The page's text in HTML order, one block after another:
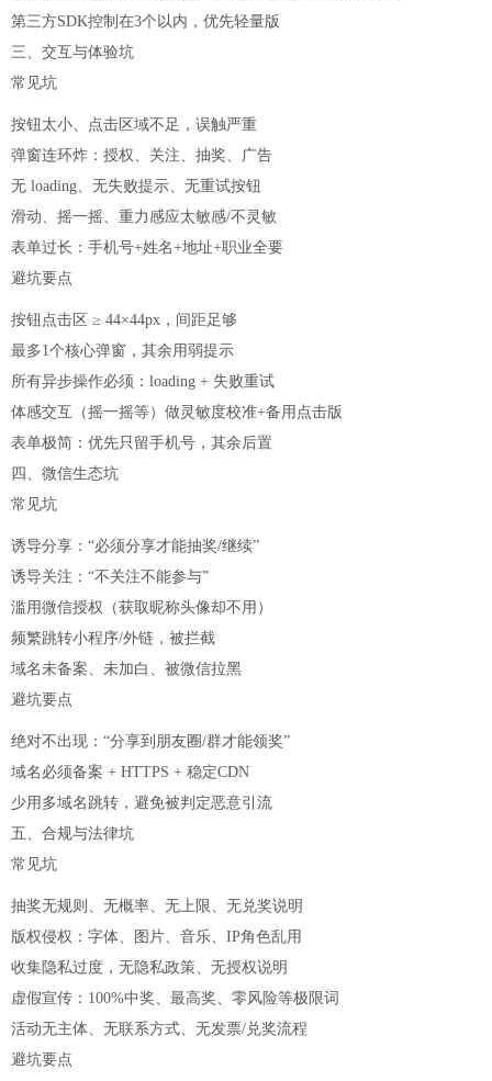
第三方SDK控制在3个以内，优先轻量版
三、交互与体验坑
常见坑
按钮太小、点击区域不足，误触严重
弹窗连环炸：授权、关注、抽奖、广告
无 loading、无失败提示、无重试按钮
滑动、摇一摇、重力感应太敏感/不灵敏
表单过长：手机号+姓名+地址+职业全要
避坑要点
按钮点击区 ≥ 44×44px，间距足够
最多1个核心弹窗，其余用弱提示
所有异步操作必须：loading + 失败重试
体感交互（摇一摇等）做灵敏度校准+备用点击版
表单极简：优先只留手机号，其余后置
四、微信生态坑
常见坑
诱导分享：“必须分享才能抽奖/继续”
诱导关注：“不关注不能参与”
滥用微信授权（获取昵称头像却不用）
频繁跳转小程序/外链，被拦截
域名未备案、未加白、被微信拉黑
避坑要点
绝对不出现：“分享到朋友圈/群才能领奖”
域名必须备案 + HTTPS + 稳定CDN
少用多域名跳转，避免被判定恶意引流
五、合规与法律坑
常见坑
抽奖无规则、无概率、无上限、无兑奖说明
版权侵权：字体、图片、音乐、IP角色乱用
收集隐私过度，无隐私政策、无授权说明
虚假宣传：100%中奖、最高奖、零风险等极限词
活动无主体、无联系方式、无发票/兑奖流程
避坑要点